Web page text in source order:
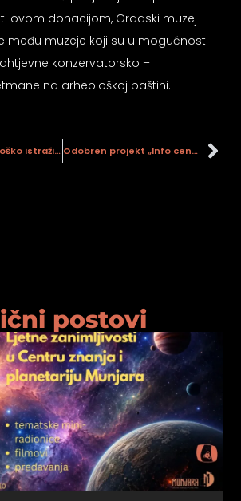
ovom donacijom, Gradski muzej
među muzeje koji su u mogućnosti
konzervatorsko –
na arheološkoj baštini.
Zaštitno arheološko istraživanje na lokalitetu Holandska kuća – dvorište Odobren projekt „Info centar industrijske baštine – Holandska kuća“
postovi